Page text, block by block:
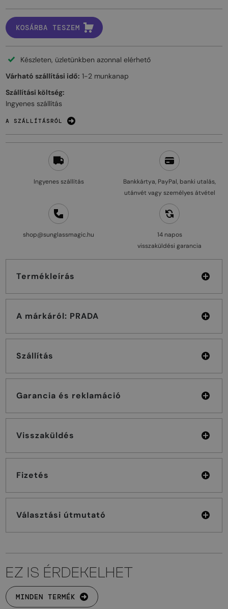
Ingyenes szállítás
Bankkártya, PayPal, banki utalás,
utánvét vagy személyes átvétel
shop@sunglassmagic.hu
14 napos
visszaküldési garancia
Termékleírás
A márkáról: PRADA
Szállítás
Garancia és reklamáció
Visszaküldés
Fizetés
Választási útmutató
KOSÁRBA TESZEM
Készleten, üzletünkben azonnal elérhető
Várható szállítási idő: 1-2 munkanap
Szállítási költség:
Ingyenes szállítás
A SZÁLLÍTÁSRÓL
EZ IS ÉRDEKELHET
MINDEN TERMÉK